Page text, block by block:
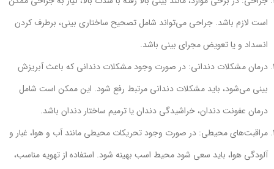
است لازم باشد. جراحی می‌تواند شامل تصحیح ساختاری بینی، برطرف کردن
انسداد و یا تعویض مجرای بینی باشد.
درمان مشکلات دندانی: در صورت وجود مشکلات دندانی که باعث آبریزش
بینی می‌شود، باید مشکلات دندانی مرتبط رفع شود. این ممکن است شامل
درمان عفونت دندان، خراشیدگی دندان یا ترمیم ساختار دندان باشد.
مراقبت‌های محیطی: در صورت وجود تحریکات محیطی مانند آب و هوا، غبار و
آلودگی هوا، باید سعی شود محیط اسب بهینه شود. استفاده از تهویه مناسب،